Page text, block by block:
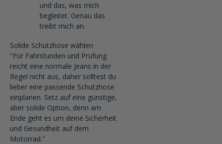
und das, was mich
begleitet. Genau das
treibt mich an.
Solide Schutzhose wählen
"Für Fahrstunden und Prüfung
reicht eine normale Jeans in der
Regel nicht aus, daher solltest du
lieber eine passende Schutzhose
einplanen. Setz auf eine günstige,
aber solide Option, denn am
Ende geht es um deine Sicherheit
und Gesundheit auf dem
Motorrad."